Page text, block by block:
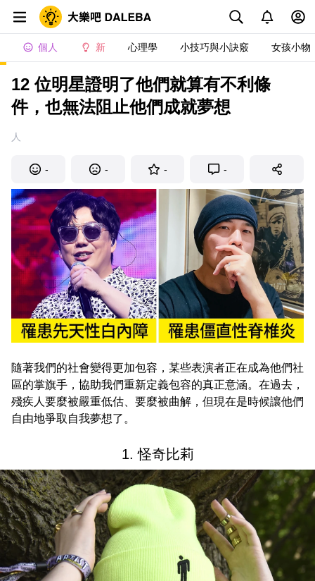
個人 新 心理學 小技巧與小訣竅 女孩小物
12 位明星證明了他們就算有不利條
件，也無法阻止他們成就夢想
人
- - - -
隨著我們的社會變得更加包容，某些表演者正在成為他們社
區的掌旗手，協助我們重新定義包容的真正意涵。在過去，
殘疾人要麼被嚴重低估、要麼被曲解，但現在是時候讓他們
自由地爭取自我夢想了。
1. 怪奇比莉